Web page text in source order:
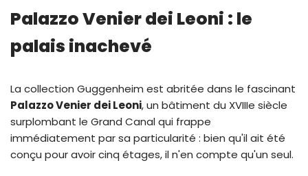
Palazzo Venier dei Leoni : le
palais inachevé
La collection Guggenheim est abritée dans le fascinant
Palazzo Venier dei Leoni, un bâtiment du XVIIIe siècle
surplombant le Grand Canal qui frappe
immédiatement par sa particularité : bien qu'il ait été
conçu pour avoir cinq étages, il n'en compte qu'un seul.